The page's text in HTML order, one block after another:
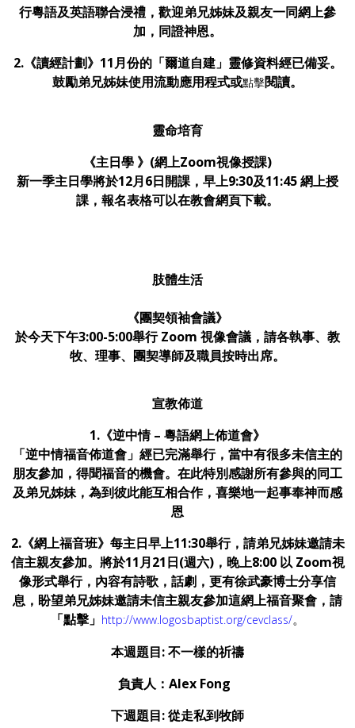
行粵語及英語聯合浸禮，歡迎弟兄姊妹及親友一同網上參
加，同證神恩。
2.《讀經計劃》11月份的「爾道自建」靈修資料經已備妥。
鼓勵弟兄姊妹使用流動應用程式或點擊閱讀。
靈命培育
《主日學 》(網上Zoom視像授課)
新一季主日學將於12月6日開課，早上9:30及11:45 網上授
課，報名表格可以在教會網頁下載。
肢體生活
《團契領袖會議》
於今天下午3:00-5:00舉行 Zoom 視像會議，請各執事、教
牧、理事、團契導師及職員按時出席。
宣教佈道
1.《逆中情 – 粵語網上佈道會》
「逆中情福音佈道會」經已完滿舉行，當中有很多未信主的
朋友參加，得聞福音的機會。在此特別感謝所有參與的同工
及弟兄姊妹，為到彼此能互相合作，喜樂地一起事奉神而感
恩
2.《網上福音班》每主日早上11:30舉行，請弟兄姊妹邀請未
信主親友參加。 將於11月21日(週六)，晚上8:00 以 Zoom視
像形式舉行，內容有詩歌，話劇，更有徐武豪博士分享信
息，盼望弟兄姊妹邀請未信主親友參加這網上福音聚會，請
「點擊」 http://www.logosbaptist.org/cevclass/。
本週題目: 不一樣的祈禱
負責人：Alex Fong
下週題目: 從走私到牧師